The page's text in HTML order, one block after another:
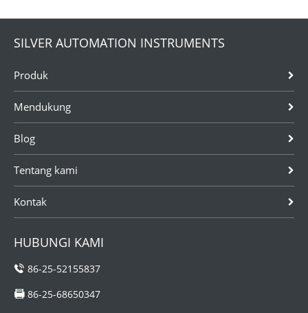
SILVER AUTOMATION INSTRUMENTS
Produk
Mendukung
Blog
Tentang kami
Kontak
HUBUNGI KAMI
86-25-52155837
86-25-68650347